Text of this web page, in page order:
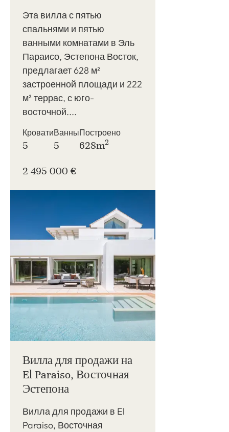
Эта вилла с пятью
спальнями и пятью
ванными комнатами в Эль
Параисо, Эстепона Восток,
предлагает 628 м²
застроенной площади и 222
м² террас, с юго-
восточной....
Кровати
5
Ванны
5
Построено
628m2
2 495 000 €
Вилла для продажи на
El Paraiso, Восточная
Эстепона
Вилла для продажи в El
Paraiso, Восточная